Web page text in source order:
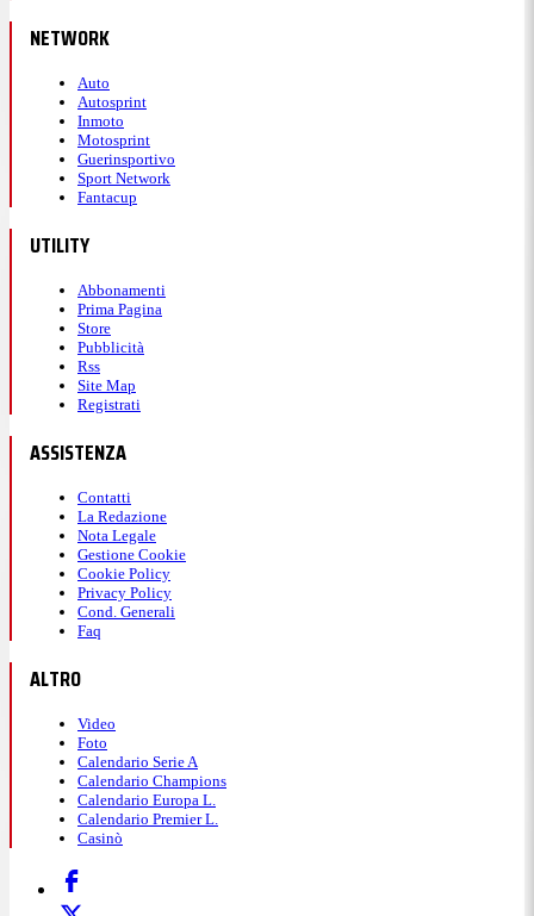
NETWORK
Auto
Autosprint
Inmoto
Motosprint
Guerinsportivo
Sport Network
Fantacup
UTILITY
Abbonamenti
Prima Pagina
Store
Pubblicità
Rss
Site Map
Registrati
ASSISTENZA
Contatti
La Redazione
Nota Legale
Gestione Cookie
Cookie Policy
Privacy Policy
Cond. Generali
Faq
ALTRO
Video
Foto
Calendario Serie A
Calendario Champions
Calendario Europa L.
Calendario Premier L.
Casinò